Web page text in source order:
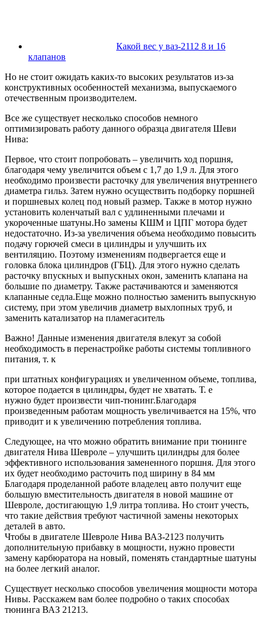
Какой вес у ваз-2112 8 и 16
клапанов
Но не стоит ожидать каких-то высоких результатов из-за
конструктивных особенностей механизма, выпускаемого
отечественным производителем.
Все же существует несколько способов немного
оптимизировать работу данного образца двигателя Шеви
Нива:
Первое, что стоит попробовать – увеличить ход поршня,
благодаря чему увеличится объем с 1,7 до 1,9 л. Для этого
необходимо произвести расточку для увеличения внутреннего
диаметра гильз. Затем нужно осуществить подборку поршней
и поршневых колец под новый размер. Также в мотор нужно
установить коленчатый вал с удлиненными плечами и
укороченные шатуны.Но замены КШМ и ЦПГ мотора будет
недостаточно. Из-за увеличения объема необходимо повысить
подачу горючей смеси в цилиндры и улучшить их
вентиляцию. Поэтому изменениям подвергается еще и
головка блока цилиндров (ГБЦ). Для этого нужно сделать
расточку впускных и выпускных окон, заменить клапана на
большие по диаметру. Также растачиваются и заменяются
клапанные седла.Еще можно полностью заменить выпускную
систему, при этом увеличив диаметр выхлопных труб, и
заменить катализатор на пламегаситель
Важно! Данные изменения двигателя влекут за собой
необходимость в перенастройке работы системы топливного
питания, т. к
при штатных конфигурациях и увеличенном объеме, топлива,
которое подается в цилиндры, будет не хватать. Т. е
нужно будет произвести чип-тюнинг.Благодаря
произведенным работам мощность увеличивается на 15%, что
приводит и к увеличению потребления топлива.
Следующее, на что можно обратить внимание при тюнинге
двигателя Нива Шевроле – улучшить цилиндры для более
эффективного использования замененного поршня. Для этого
их будет необходимо расточить под ширину в 84 мм
Благодаря проделанной работе владелец авто получит еще
большую вместительность двигателя в новой машине от
Шевроле, достигающую 1,9 литра топлива. Но стоит учесть,
что такие действия требуют частичной замены некоторых
деталей в авто.
Чтобы в двигателе Шевроле Нива ВАЗ-2123 получить
дополнительную прибавку в мощности, нужно провести
замену карбюратора на новый, поменять стандартные шатуны
на более легкий аналог.
Существует несколько способов увеличения мощности мотора
Нивы. Расскажем вам более подробно о таких способах
тюнинга ВАЗ 21213.